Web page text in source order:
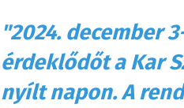
"2024. december
érdeklődőt a Kar
nyílt napon. A